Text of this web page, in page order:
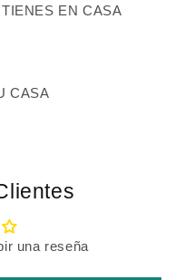
EN CASA
CASA
una reseña